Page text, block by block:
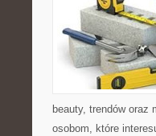
beauty, trendów oraz
osobom, które